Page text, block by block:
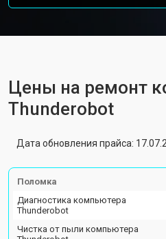
Цены на ремонт
Thunderobot
Дата обновления прайса:
Поломка
Диагностика компьютера
Thunderobot
Чистка от пыли компьютера